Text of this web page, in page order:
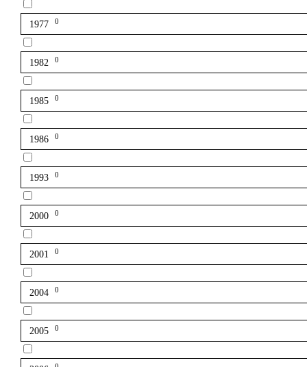
1977 0
1982 0
1985 0
1986 0
1993 0
2000 0
2001 0
2004 0
2005 0